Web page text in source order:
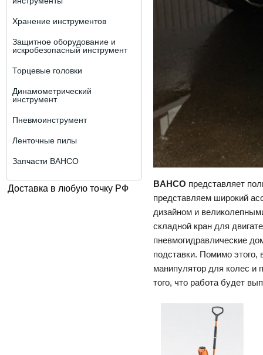
Хранение инструментов
Защитное оборудование и
искробезопасный инструмент
Торцевые головки
Динамометрический
инструмент
Пневмоинструмент
Ленточные пилы
Запчасти BAHCO
Доставка в любую точку РФ BAHCO представляет
представляем широкий
дизайном и
складной кран для
пневмогидравлические
подставки. Помимо этого,
манипулятор для колес и
того, что работа будет